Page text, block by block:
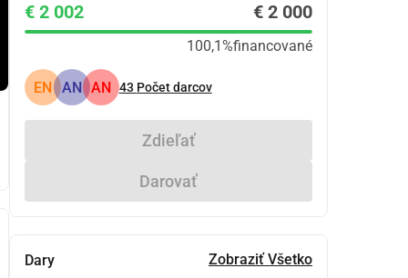
€ 2 002 € 2 000
100,1%financované
EN AN AN 43 Počet darcov
Zdieľať
Darovať
Dary Zobraziť Všetko